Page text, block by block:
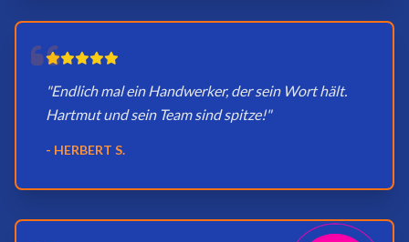
"Endlich mal ein Handwerker, der sein Wort hält.
Hartmut und sein Team sind spitze!"
- HERBERT S.